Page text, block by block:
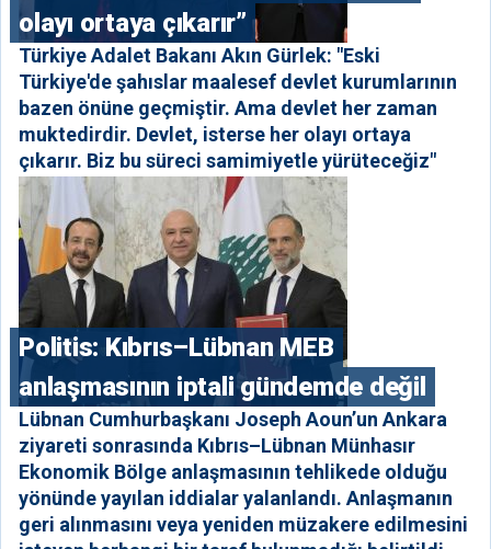
olayı ortaya çıkarır”
Türkiye Adalet Bakanı Akın Gürlek: "Eski
Türkiye'de şahıslar maalesef devlet kurumlarının
bazen önüne geçmiştir. Ama devlet her zaman
muktedirdir. Devlet, isterse her olayı ortaya
çıkarır. Biz bu süreci samimiyetle yürüteceğiz"
Politis: Kıbrıs–Lübnan MEB
anlaşmasının iptali gündemde değil
Lübnan Cumhurbaşkanı Joseph Aoun’un Ankara
ziyareti sonrasında Kıbrıs–Lübnan Münhasır
Ekonomik Bölge anlaşmasının tehlikede olduğu
yönünde yayılan iddialar yalanlandı. Anlaşmanın
geri alınmasını veya yeniden müzakere edilmesini